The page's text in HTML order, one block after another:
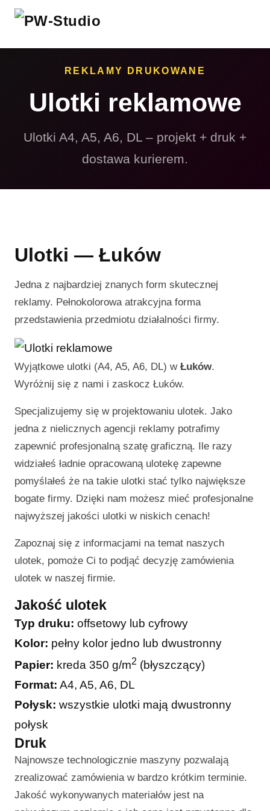
REKLAMY DRUKOWANE
Ulotki reklamowe
Ulotki A4, A5, A6, DL – projekt + druk +
dostawa kurierem.
Ulotki — Łuków
Jedna z najbardziej znanych form skutecznej
reklamy. Pełnokolorowa atrakcyjna forma
przedstawienia przedmiotu działalności firmy.
Wyjątkowe ulotki (A4, A5, A6, DL) w Łuków.
Wyróżnij się z nami i zaskocz Łuków.
Specjalizujemy się w projektowaniu ulotek. Jako
jedna z nielicznych agencji reklamy potrafimy
zapewnić profesjonalną szatę graficzną. Ile razy
widziałeś ładnie opracowaną ulotekę zapewne
pomyślałeś że na takie ulotki stać tylko największe
bogate firmy. Dzięki nam możesz mieć profesjonalne
najwyższej jakości ulotki w niskich cenach!
Zapoznaj się z informacjami na temat naszych
ulotek, pomoże Ci to podjąć decyzję zamówienia
ulotek w naszej firmie.
Jakość ulotek
Typ druku: offsetowy lub cyfrowy
Kolor: pełny kolor jedno lub dwustronny
Papier: kreda 350 g/m2 (błyszczący)
Format: A4, A5, A6, DL
Połysk: wszystkie ulotki mają dwustronny
połysk
Druk
Najnowsze technologicznie maszyny pozwalają
zrealizować zamówienia w bardzo krótkim terminie.
Jakość wykonywanych materiałów jest na